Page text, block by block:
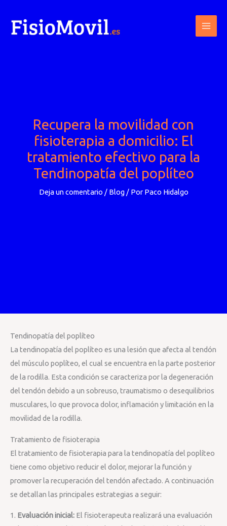
contenido
Recupera la movilidad con
fisioterapia a domicilio: El
tratamiento efectivo para la
Tendinopatía del poplíteo
Deja un comentario / Blog/ Por Paco Hidalgo
Tendinopatía del poplíteo
La tendinopatía del poplíteo es una lesión que afecta al tendón
del músculo poplíteo, el cual se encuentra en la parte posterior
de la rodilla. Esta condición se caracteriza por la degeneración
del tendón debido a un sobreuso, traumatismo o desequilibrios
musculares, lo que provoca dolor, inflamación y limitación en la
movilidad de la rodilla.
Tratamiento de fisioterapia
El tratamiento de fisioterapia para la tendinopatía del poplíteo
tiene como objetivo reducir el dolor, mejorar la función y
promover la recuperación del tendón afectado. A continuación
se detallan las principales estrategias a seguir:
1. Evaluación inicial: El fisioterapeuta realizará una evaluación